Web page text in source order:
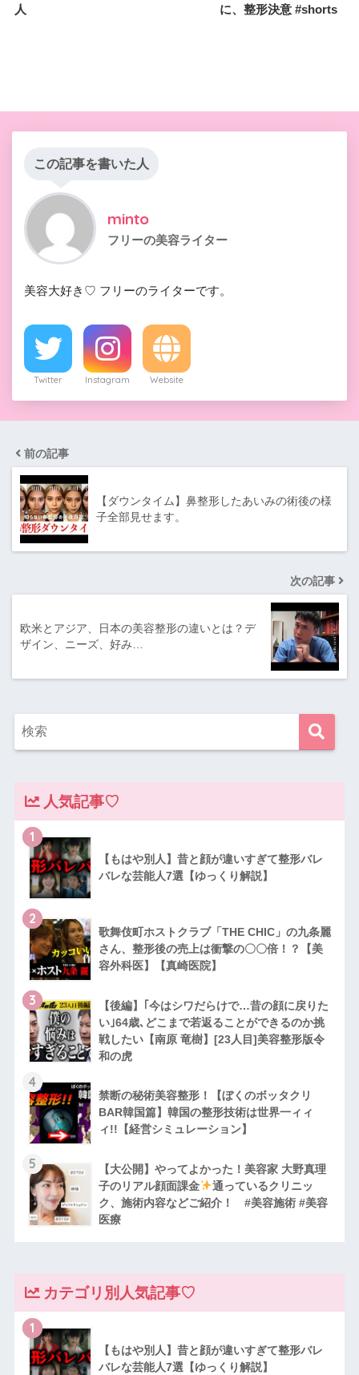
人
に、整形決意 #shorts
この記事を書いた人
minto
フリーの美容ライター
美容大好き♡ フリーのライターです。
Twitter Instagram Website
前の記事
【ダウンタイム】鼻整形したあいみの術後の様
子全部見せます。
次の記事
欧米とアジア、日本の美容整形の違いとは？デ
ザイン、ニーズ、好み…
人気記事♡
1
【もはや別人】昔と顔が違いすぎて整形バレ
バレな芸能人7選【ゆっくり解説】
2
歌舞伎町ホストクラブ「THE CHIC」の九条麗
さん、整形後の売上は衝撃の〇〇倍！？【美
容外科医】【真崎医院】
3
【後編】｢今はシワだらけで…昔の顔に戻りた
い｣64歳､どこまで若返ることができるのか挑
戦したい【南原 竜樹】[23人目]美容整形版令
和の虎
4
禁断の秘術美容整形！【ぼくのボッタクリ
BAR韓国篇】韓国の整形技術は世界一ィィ
ィ!!【経営シミュレーション】
5
【大公開】やってよかった！美容家 大野真理
子のリアル顔面課金
通っているクリニッ
ク、施術内容などご紹介！ #美容施術 #美容
医療
カテゴリ別人気記事♡
1
【もはや別人】昔と顔が違いすぎて整形バレ
バレな芸能人7選【ゆっくり解説】